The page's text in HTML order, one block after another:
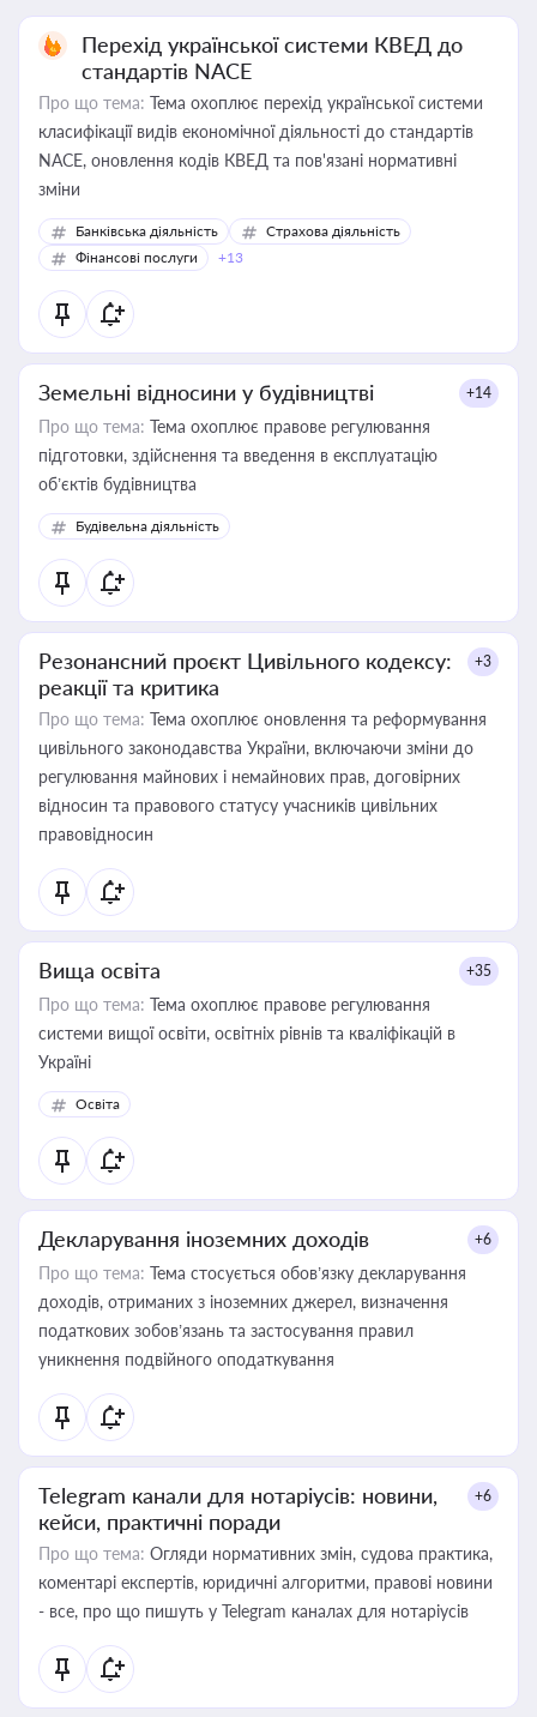
Перехід української системи КВЕД до
стандартів NACE
Про що тема: Тема охоплює перехід української системи
класифікації видів економічної діяльності до стандартів
NACE, оновлення кодів КВЕД та пов'язані нормативні
зміни
Банківська діяльність
Страхова діяльність
Фінансові послуги
+13
Земельні відносини у будівництві +14
Про що тема: Тема охоплює правове регулювання
підготовки, здійснення та введення в експлуатацію
об’єктів будівництва
Будівельна діяльність
Резонансний проєкт Цивільного кодексу:
реакції та критика
+3
Про що тема: Тема охоплює оновлення та реформування
цивільного законодавства України, включаючи зміни до
регулювання майнових і немайнових прав, договірних
відносин та правового статусу учасників цивільних
правовідносин
Вища освіта +35
Про що тема: Тема охоплює правове регулювання
системи вищої освіти, освітніх рівнів та кваліфікацій в
Україні
Освіта
Декларування іноземних доходів +6
Про що тема: Тема стосується обов’язку декларування
доходів, отриманих з іноземних джерел, визначення
податкових зобов’язань та застосування правил
уникнення подвійного оподаткування
Telegram канали для нотаріусів: новини,
кейси, практичні поради
+6
Про що тема: Огляди нормативних змін, судова практика,
коментарі експертів, юридичні алгоритми, правові новини
- все, про що пишуть у Telegram каналах для нотаріусів